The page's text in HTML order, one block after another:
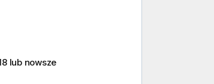
lub nowsze